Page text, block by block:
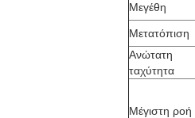
Μεγέθη
Μετατόπιση
Ανώτατη
ταχύτητα
Μέγιστη ροή